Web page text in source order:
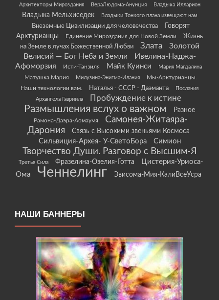
Архитекторы Мироздания ВераЛюдома-Анунция Владыка Илларион
Владыка Мельхиседек Владыки Тонкого плана извещают нам
Внеземные Цивилизации для человечества
Говорят
Арктурианцы
Единение Мироздания для Новой Земли
Жизнь
на Земле в лучах Божественной Любви
Злата
Золотой
Велисий — Бог Неба и Земли
Ивелина-Наджа-
Афоморзия
Исти-Танзиля Майк Куинси Мария Магдалина
Матушка Мария Милузина-Энигма-Илания
Мы-Арктурианцы.
Наши технологии вам.
Наталья - СССР - Даэманта
Послания
Архангела Гавриила
Пробуждение к истине
Размышления вслух о важном Разное
Рамона-Даэра-Аомаумя
Самонея-Житаяра-
Дарония
Связь с Высокими звеньями Космоса
Сильвиция-Архея- У-СветоБора Симион
Творчество Души. Разговор с Высшим-Я
Третья Сила Фразелина-Озелия-Готта
Цистерия-Уриоса-
Ома
Ченнелинг Эвисома-Мия-КалиВсеУсра
НАШИ БАННЕРЫ